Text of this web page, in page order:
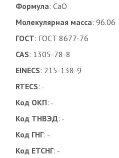
Формула: CaO
Молекулярная масса: 96.06
ГОСТ: ГОСТ 8677-76
CAS: 1305-78-8
EINECS: 215-138-9
RTECS: -
Код ОКП: -
Код ТНВЭД: -
Код ГНГ: -
Код ЕТСНГ: -